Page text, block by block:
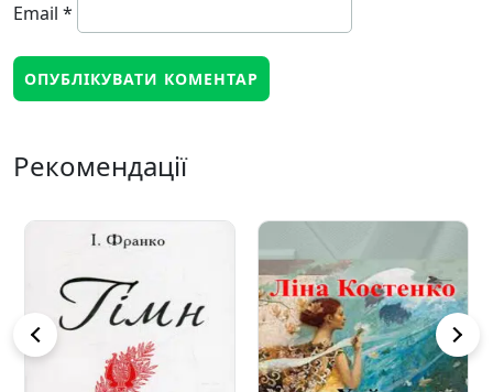
Email *
Рекомендації